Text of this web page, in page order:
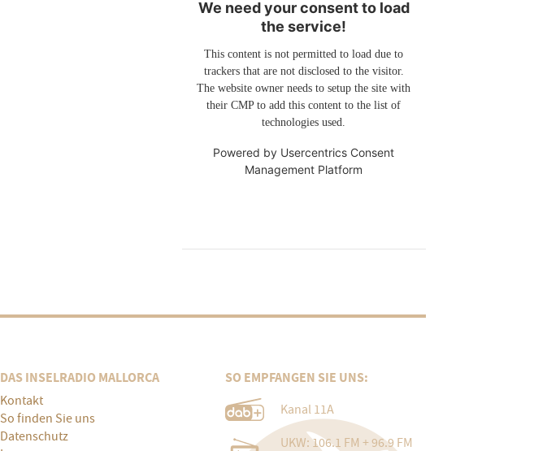
We need your consent to load
the service!
This content is not permitted to load due to
trackers that are not disclosed to the visitor.
The website owner needs to setup the site with
their CMP to add this content to the list of
technologies used.
Powered by Usercentrics Consent
Management Platform
DAS INSELRADIO MALLORCA
Kontakt
So finden Sie uns
Datenschutz
SO EMPFANGEN SIE UNS:
Kanal 11A
UKW: 106.1 FM + 96.9 FM